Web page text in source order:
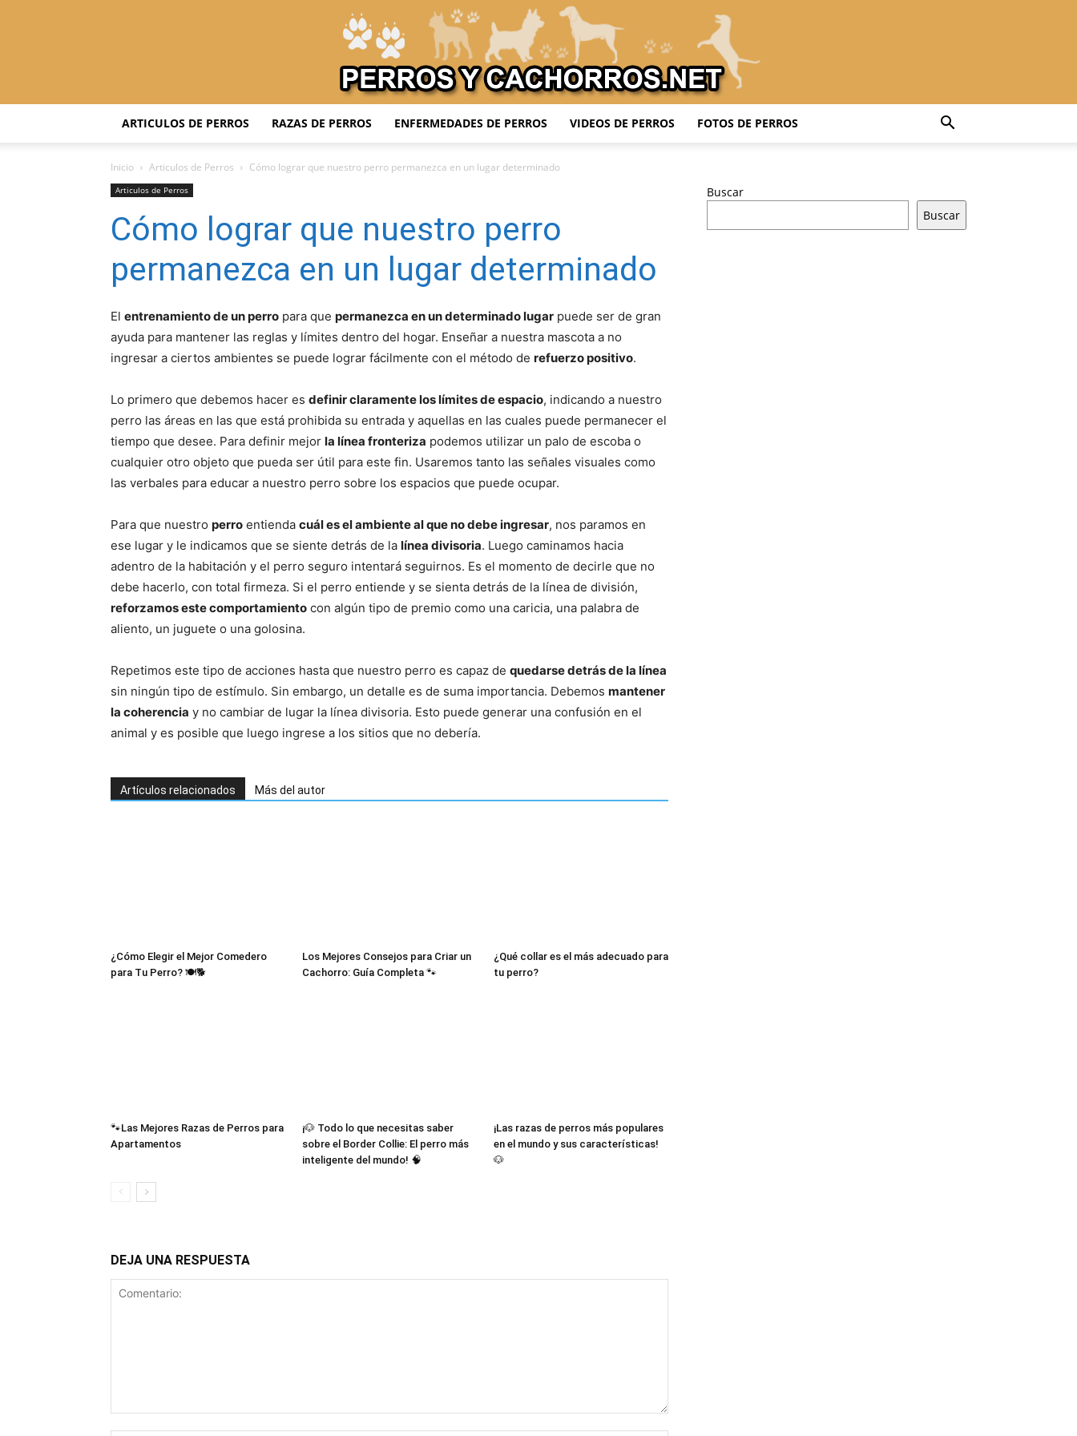
–
Razas
de
Perros
ARTICULOS DE PERROS RAZAS DE PERROS ENFERMEDADES DE PERROS VIDEOS DE PERROS FOTOS DE PERROS
Inicio Articulos de Perros Cómo lograr que nuestro perro permanezca en un lugar determinado
Articulos de Perros
Cómo lograr que nuestro perro
permanezca en un lugar determinado
El entrenamiento de un perro para que permanezca en un determinado lugar puede ser de gran
ayuda para mantener las reglas y límites dentro del hogar. Enseñar a nuestra mascota a no
ingresar a ciertos ambientes se puede lograr fácilmente con el método de refuerzo positivo.
Lo primero que debemos hacer es definir claramente los límites de espacio, indicando a nuestro
perro las áreas en las que está prohibida su entrada y aquellas en las cuales puede permanecer el
tiempo que desee. Para definir mejor la línea fronteriza podemos utilizar un palo de escoba o
cualquier otro objeto que pueda ser útil para este fin. Usaremos tanto las señales visuales como
las verbales para educar a nuestro perro sobre los espacios que puede ocupar.
Para que nuestro perro entienda cuál es el ambiente al que no debe ingresar, nos paramos en
ese lugar y le indicamos que se siente detrás de la línea divisoria. Luego caminamos hacia
adentro de la habitación y el perro seguro intentará seguirnos. Es el momento de decirle que no
debe hacerlo, con total firmeza. Si el perro entiende y se sienta detrás de la línea de división,
reforzamos este comportamiento con algún tipo de premio como una caricia, una palabra de
aliento, un juguete o una golosina.
Repetimos este tipo de acciones hasta que nuestro perro es capaz de quedarse detrás de la línea
sin ningún tipo de estímulo. Sin embargo, un detalle es de suma importancia. Debemos mantener
la coherencia y no cambiar de lugar la línea divisoria. Esto puede generar una confusión en el
animal y es posible que luego ingrese a los sitios que no debería.
Artículos relacionados Más del autor
¿Cómo Elegir el Mejor Comedero
para Tu Perro? 🍽️🐕
Los Mejores Consejos para Criar un
Cachorro: Guía Completa 🐾
¿Qué collar es el más adecuado para
tu perro?
🐾Las Mejores Razas de Perros para
Apartamentos
¡🐶 Todo lo que necesitas saber
sobre el Border Collie: El perro más
inteligente del mundo! 🧠
¡Las razas de perros más populares
en el mundo y sus características!
🐶
DEJA UNA RESPUESTA
Buscar
Buscar